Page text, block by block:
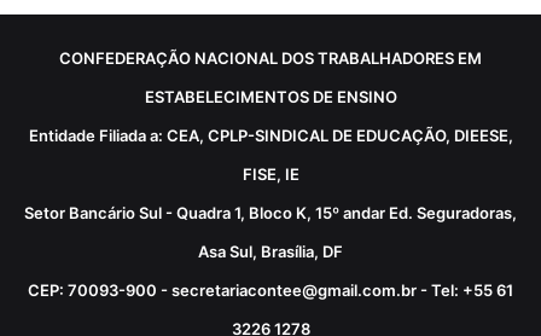
CONFEDERAÇÃO NACIONAL DOS TRABALHADORES EM
ESTABELECIMENTOS DE ENSINO
Entidade Filiada a: CEA, CPLP-SINDICAL DE EDUCAÇÃO, DIEESE,
FISE, IE
Setor Bancário Sul - Quadra 1, Bloco K, 15º andar Ed. Seguradoras,
Asa Sul, Brasília, DF
CEP: 70093-900 - secretariacontee@gmail.com.br - Tel: +55 61
3226 1278